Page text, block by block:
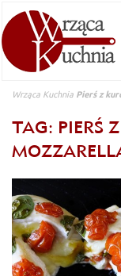
Wrząca Kuchnia Pierś z
TAG: PIERŚ